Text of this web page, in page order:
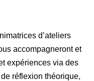
d’ateliers
accompagneront et
expériences via des
réflexion théorique,